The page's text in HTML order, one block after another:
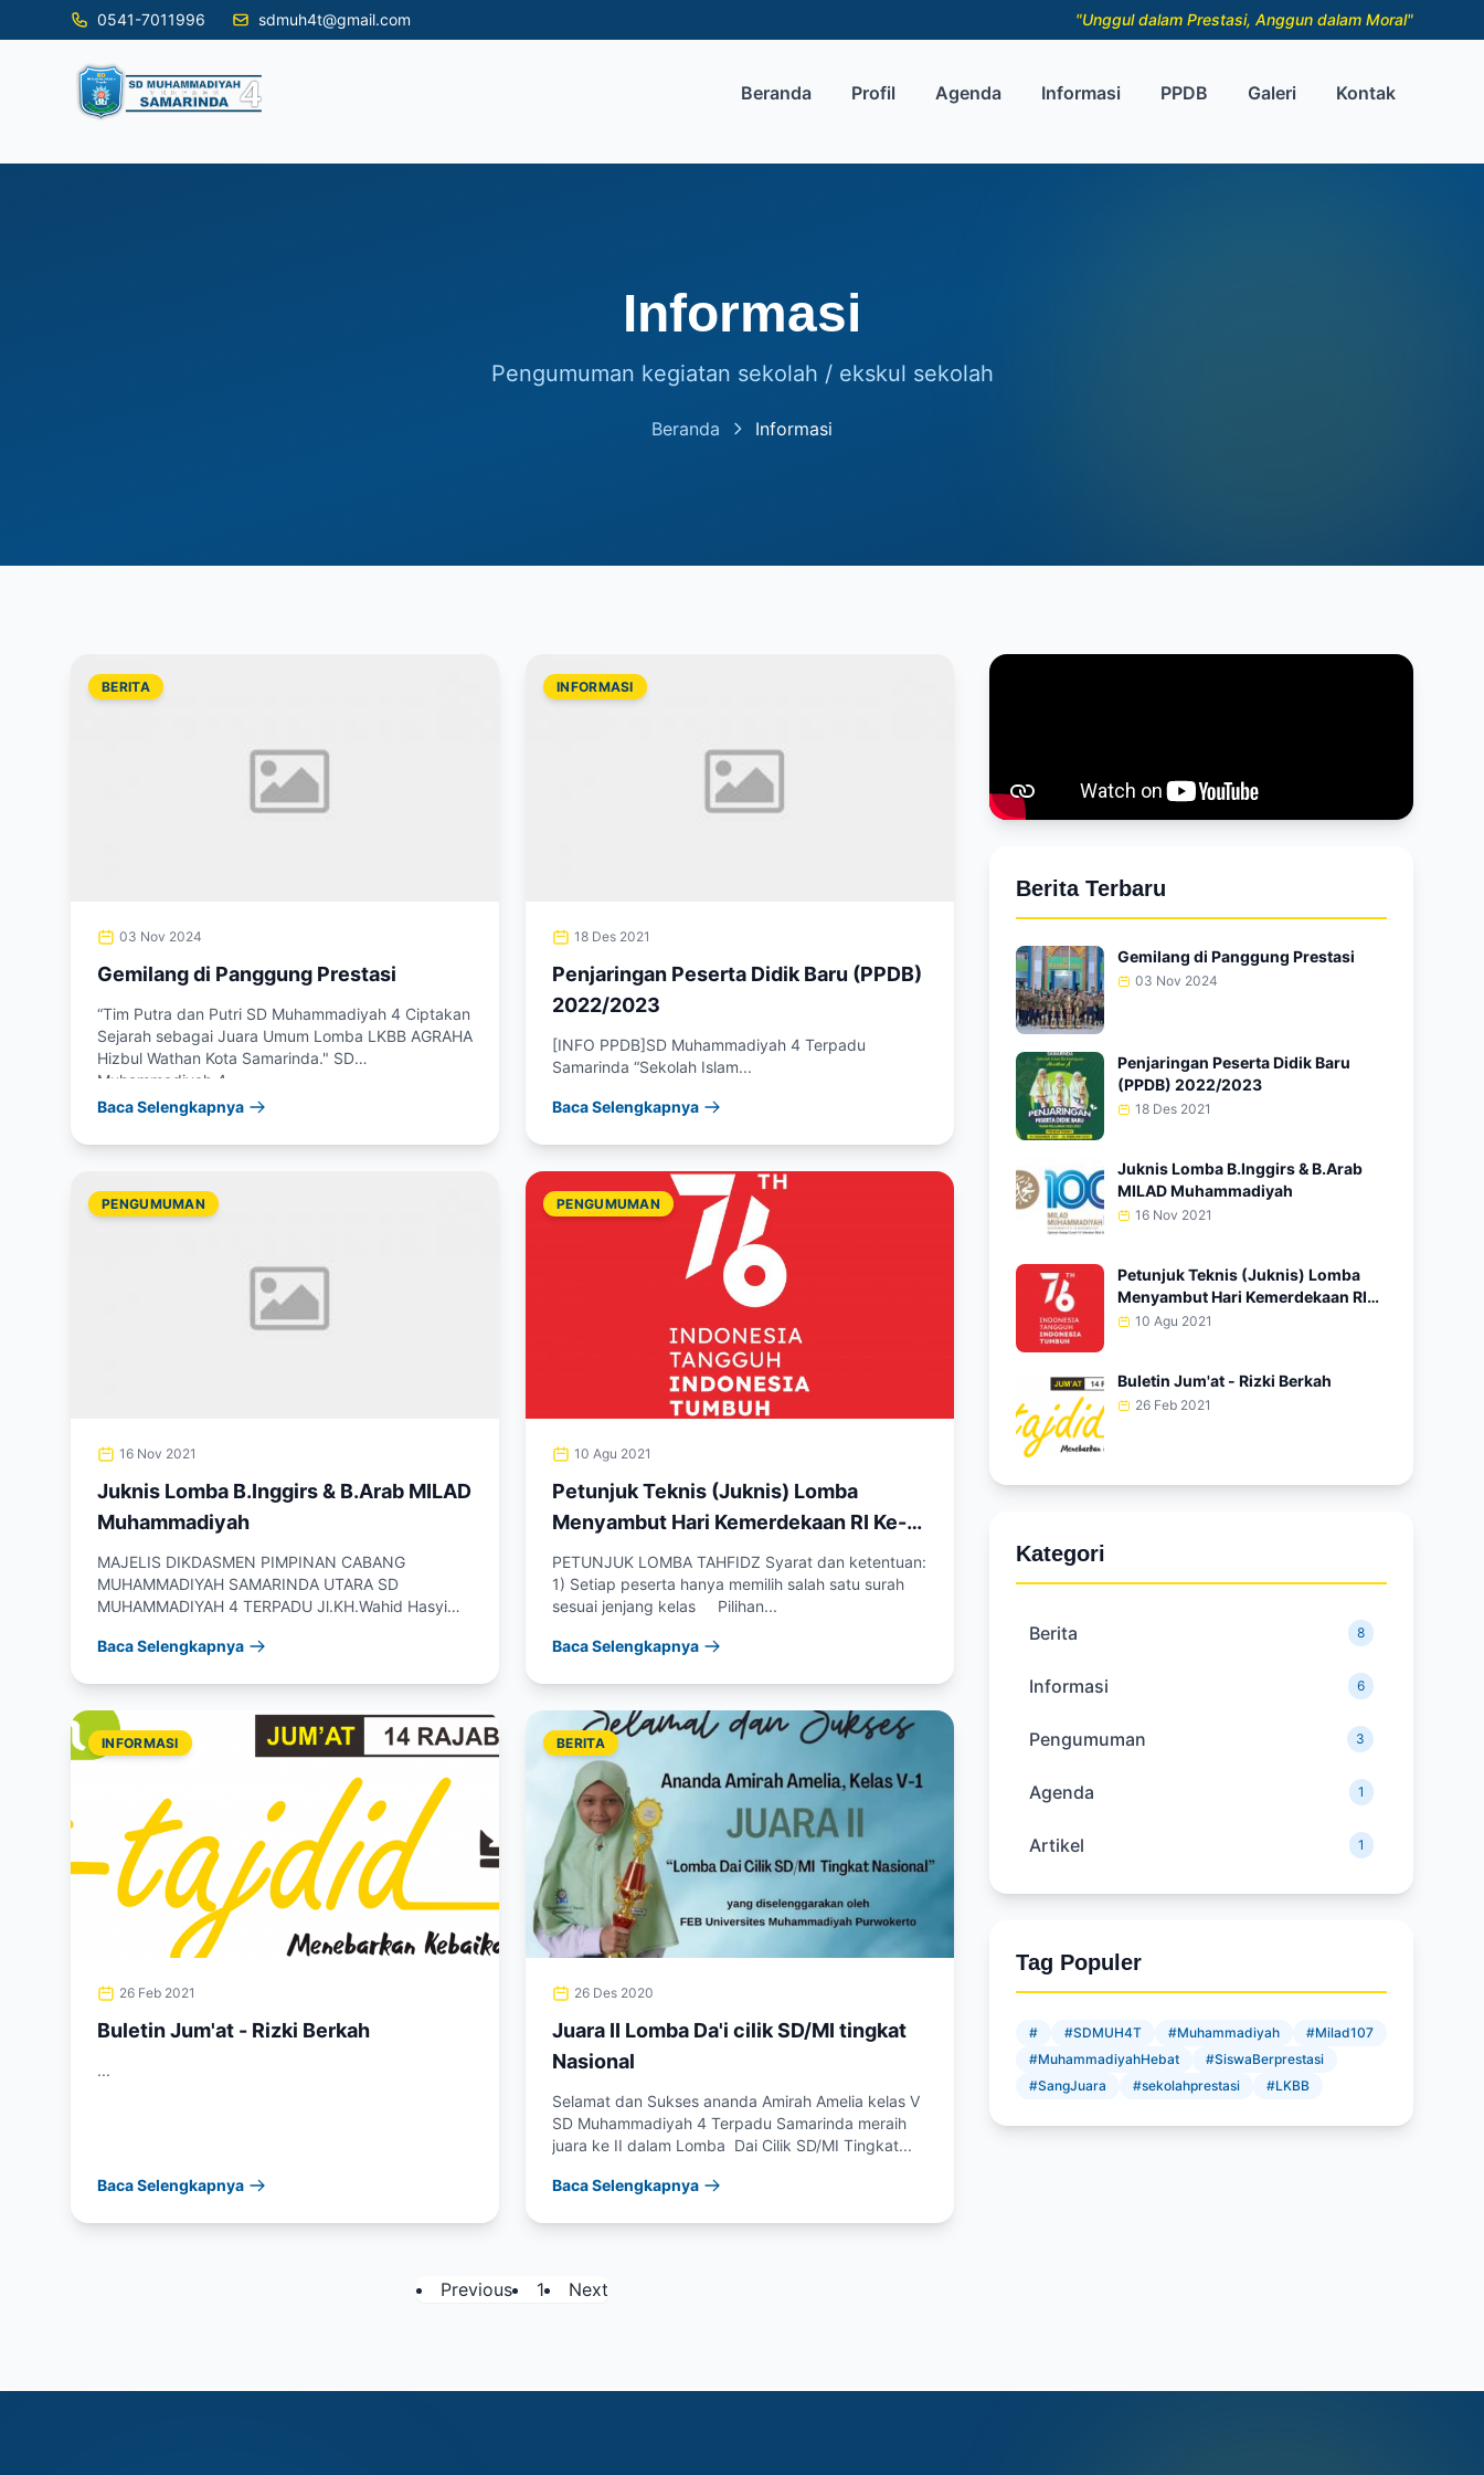
0541-7011996 sdmuh4t@gmail.com "Unggul dalam Prestasi, Anggun dalam Moral"
Beranda Profil Agenda Informasi PPDB Galeri Kontak
Informasi
Pengumuman kegiatan sekolah / ekskul sekolah
Beranda Informasi
BERITA
03 Nov 2024
Gemilang di Panggung Prestasi
“Tim Putra dan Putri SD Muhammadiyah 4 Ciptakan
Sejarah sebagai Juara Umum Lomba LKBB AGRAHA
Hizbul Wathan Kota Samarinda." SD
Muhammadiyah 4...
Baca Selengkapnya
INFORMASI
18 Des 2021
Penjaringan Peserta Didik Baru (PPDB)
2022/2023
[INFO PPDB]SD Muhammadiyah 4 Terpadu
Samarinda “Sekolah Islam...
Baca Selengkapnya
PENGUMUMAN
16 Nov 2021
Juknis Lomba B.Inggirs & B.Arab MILAD
Muhammadiyah
MAJELIS DIKDASMEN PIMPINAN CABANG
MUHAMMADIYAH SAMARINDA UTARA SD
MUHAMMADIYAH 4 TERPADU Jl.KH.Wahid Hasyim /
Baca Selengkapnya
PENGUMUMAN
10 Agu 2021
Petunjuk Teknis (Juknis) Lomba
Menyambut Hari Kemerdekaan RI Ke-
76
PETUNJUK LOMBA TAHFIDZ Syarat dan ketentuan:
1) Setiap peserta hanya memilih salah satu surah
sesuai jenjang kelas Pilihan...
Baca Selengkapnya
INFORMASI
26 Feb 2021
Buletin Jum'at - Rizki Berkah
...
Baca Selengkapnya
BERITA
26 Des 2020
Juara II Lomba Da'i cilik SD/MI tingkat
Nasional
Selamat dan Sukses ananda Amirah Amelia kelas V
SD Muhammadiyah 4 Terpadu Samarinda meraih
juara ke II dalam Lomba Dai Cilik SD/MI Tingkat...
Baca Selengkapnya
Previous 1 Next
Berita Terbaru
Gemilang di Panggung Prestasi
03 Nov 2024
Penjaringan Peserta Didik Baru
(PPDB) 2022/2023
18 Des 2021
Juknis Lomba B.Inggirs & B.Arab
MILAD Muhammadiyah
16 Nov 2021
Petunjuk Teknis (Juknis) Lomba
Menyambut Hari Kemerdekaan RI
Ke-76
10 Agu 2021
Buletin Jum'at - Rizki Berkah
26 Feb 2021
Kategori
Berita 8
Informasi 6
Pengumuman 3
Agenda 1
Artikel 1
Tag Populer
# #SDMUH4T #Muhammadiyah
#Milad107
#MuhammadiyahHebat
#SiswaBerprestasi
#SangJuara
#sekolahprestasi #LKBB